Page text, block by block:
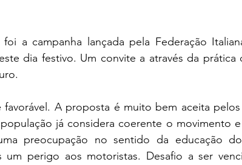
foi a campanha lançada pela Federação
dia festivo. Um convite a através da prática
A proposta é muito bem aceita
já considera coerente o movimento
preocupação no sentido da educação
um perigo aos motoristas. Desafio a ser